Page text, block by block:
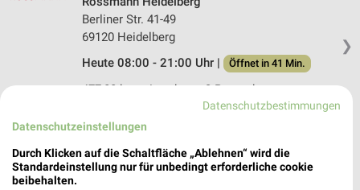
❯
Berliner Str. 41-49
69120 Heidelberg
Heute 08:00 - 21:00 Uhr |
Öffnet in 41 Min.
477,88 km • Angebote: 3 Prospekte
Rossmann Neckarsulm
Marktstr. 12
74172 Neckarsulm
Datenschutzbestimmungen
Datenschutzeinstellungen
Durch Klicken auf die Schaltfläche „Ablehnen“ wird die
Standardeinstellung nur für unbedingt erforderliche cookie
beibehalten.